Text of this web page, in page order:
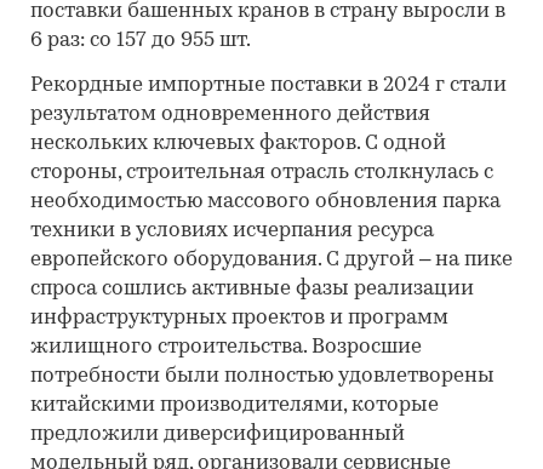
поставки башенных кранов в страну выросли в
6 раз: со 157 до 955 шт.
Рекордные импортные поставки в 2024 г стали
результатом одновременного действия
нескольких ключевых факторов. С одной
стороны, строительная отрасль столкнулась с
необходимостью массового обновления парка
техники в условиях исчерпания ресурса
европейского оборудования. С другой – на пике
спроса сошлись активные фазы реализации
инфраструктурных проектов и программ
жилищного строительства. Возросшие
потребности были полностью удовлетворены
китайскими производителями, которые
предложили диверсифицированный
модельный ряд, организовали сервисные